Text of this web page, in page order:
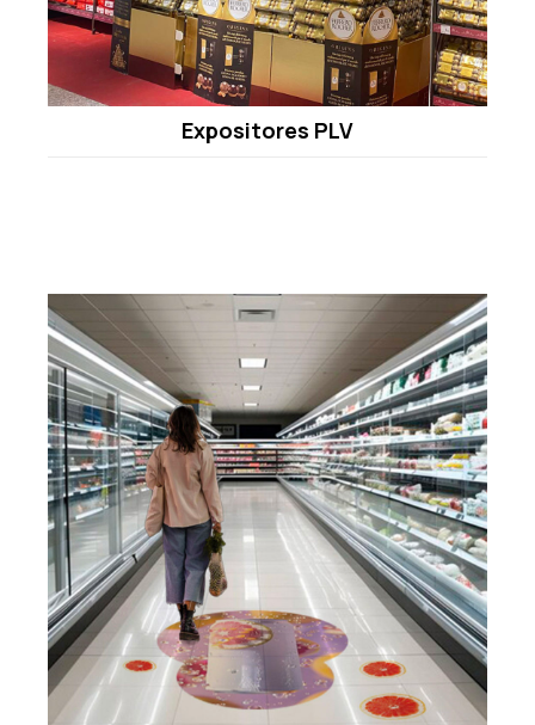
Expositores PLV